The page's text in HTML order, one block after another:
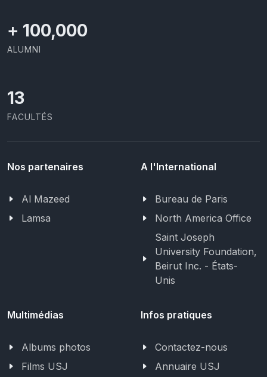
+ 100,000
ALUMNI
13
FACULTÉS
Nos partenaires
Al Mazeed
Lamsa
A l'International
Bureau de Paris
North America Office
Saint Joseph
University Foundation,
Beirut Inc. - États-
Unis
Multimédias
Albums photos
Films USJ
Infos pratiques
Contactez-nous
Annuaire USJ